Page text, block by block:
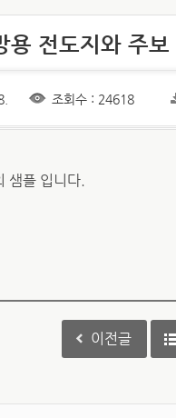
용 전도지와 주보
조회수 : 24618
샘플 입니다.
이전글